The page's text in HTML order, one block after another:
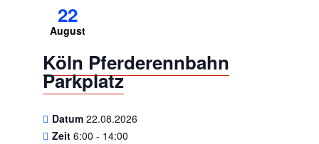
22
August
Köln Pferderennbahn
Parkplatz
Datum 22.08.2026
Zeit 6:00 - 14:00